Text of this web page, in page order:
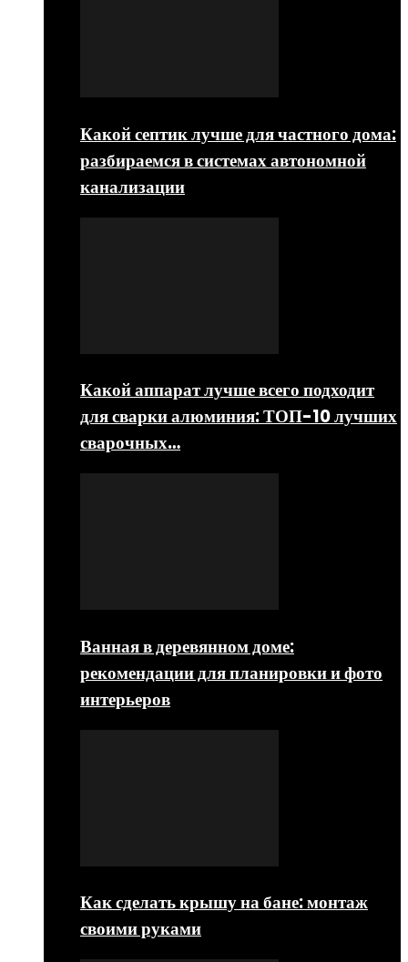
Какой септик лучше для частного дома:
разбираемся в системах автономной
канализации
Какой аппарат лучше всего подходит
для сварки алюминия: ТОП-10 лучших
сварочных…
Ванная в деревянном доме:
рекомендации для планировки и фото
интерьеров
Как сделать крышу на бане: монтаж
своими руками